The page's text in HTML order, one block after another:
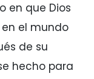
en que Dios
el mundo
de su
hecho para